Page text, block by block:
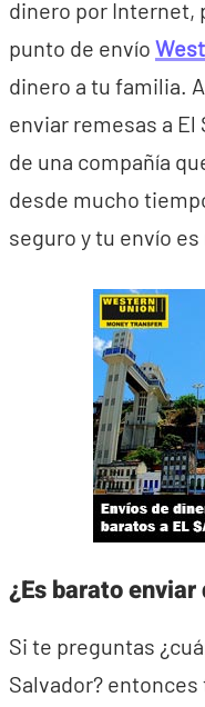
dinero por Internet,
punto de envío
dinero a tu familia.
enviar remesas a
de una compañía
desde mucho
seguro y tu envío
¿Es barato
Si te preguntas
Salvador?